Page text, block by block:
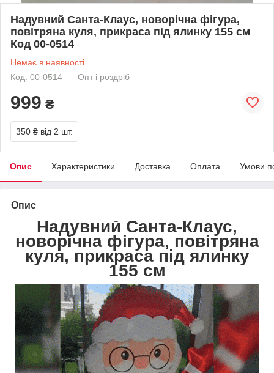
Надувний Санта-Клаус, новорічна фігура,
повітряна куля, прикраса під ялинку 155 см
Код 00-0514
Немає в наявності
Код: 00-0514
Опт і роздріб
999 ₴
350 ₴ від 2 шт.
Опис Характеристики Доставка Оплата Умови
Опис
Надувний Санта-Клаус,
новорічна фігура, повітряна
куля, прикраса під ялинку
155 см